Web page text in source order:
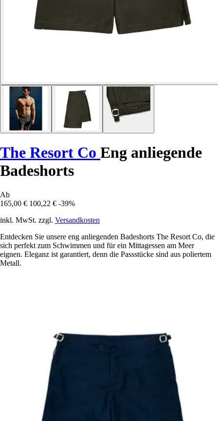
The Resort Co Eng anliegende
Badeshorts
Ab
165,00 € 100,22 € -39%
inkl. MwSt. zzgl. Versandkosten
Entdecken Sie unsere eng anliegenden Badeshorts The Resort Co, die
sich perfekt zum Schwimmen und für ein Mittagessen am Meer
eignen. Eleganz ist garantiert, denn die Passstücke sind aus poliertem
Metall.